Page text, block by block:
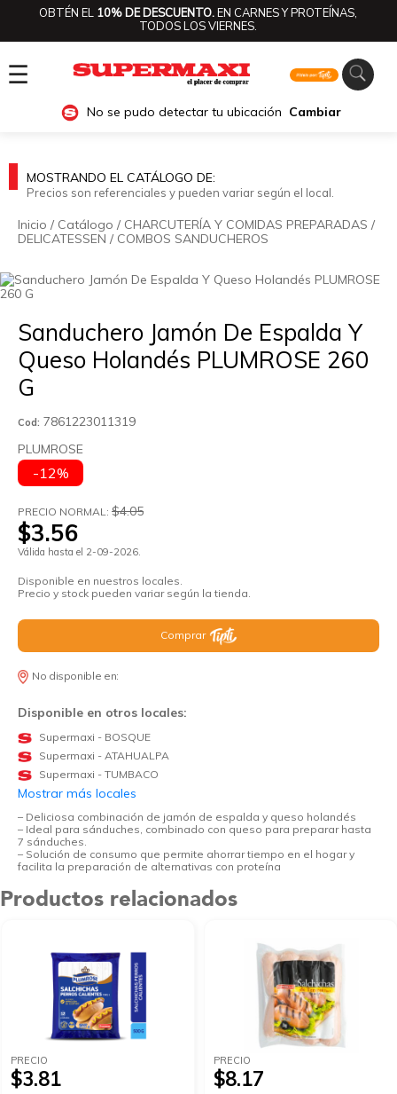
OBTÉN EL 10% DE DESCUENTO.EN CARNES Y PROTEÍNAS,
TODOS LOS VIERNES.
☰
No se pudo detectar tu ubicación Cambiar
MOSTRANDO EL CATÁLOGO DE:
Precios son referenciales y pueden variar según el local.
Inicio / Catálogo / CHARCUTERÍA Y COMIDAS PREPARADAS /
DELICATESSEN / COMBOS SANDUCHEROS
Sanduchero Jamón De Espalda Y
Queso Holandés PLUMROSE 260
G
Cod: 7861223011319
PLUMROSE
-12%
PRECIO NORMAL: $4.05
$3.56
Válida hasta el 2-09-2026.
Disponible en nuestros locales.
Precio y stock pueden variar según la tienda.
Comprar
No disponible en:
Disponible en otros locales:
Supermaxi - BOSQUE
Supermaxi - ATAHUALPA
Supermaxi - TUMBACO
Mostrar más locales
– Deliciosa combinación de jamón de espalda y queso holandés
– Ideal para sánduches, combinado con queso para preparar hasta
7 sánduches.
– Solución de consumo que permite ahorrar tiempo en el hogar y
facilita la preparación de alternativas con proteína
Productos relacionados
PRECIO
$3.81
PRECIO
$8.17